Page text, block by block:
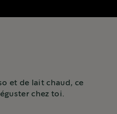
et de lait chaud, ce
chez toi.